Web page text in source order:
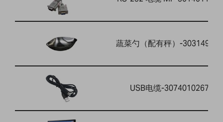
蔬菜勺（配有秤）-303149759
USB电缆-3074010267